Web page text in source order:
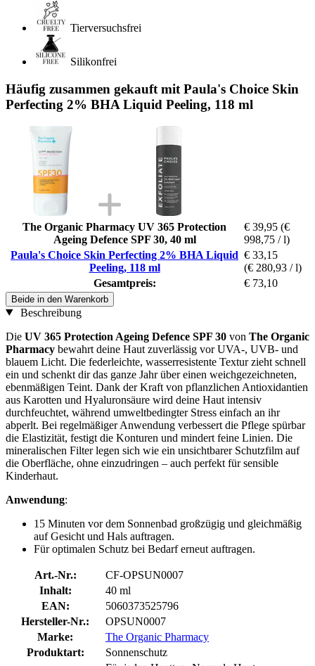
Tierversuchsfrei
Silikonfrei
Häufig zusammen gekauft mit Paula's Choice Skin
Perfecting 2% BHA Liquid Peeling, 118 ml
The Organic Pharmacy UV 365 Protection
Ageing Defence SPF 30, 40 ml
€ 39,95 (€
998,75 / l)
Paula's Choice Skin Perfecting 2% BHA Liquid
Peeling, 118 ml
€ 33,15
(€ 280,93 / l)
Gesamtpreis:
€ 73,10
Beide in den Warenkorb
Beschreibung
Die UV 365 Protection Ageing Defence SPF 30 von The Organic
Pharmacy bewahrt deine Haut zuverlässig vor UVA-, UVB- und
blauem Licht. Die federleichte, wasserresistente Textur zieht schnell
ein und schenkt dir das ganze Jahr über einen weichgezeichneten,
ebenmäßigen Teint. Dank der Kraft von pflanzlichen Antioxidantien
aus Karotten und Hyaluronsäure wird deine Haut intensiv
durchfeuchtet, während umweltbedingter Stress einfach an ihr
abperlt. Bei regelmäßiger Anwendung verbessert die Pflege spürbar
die Elastizität, festigt die Konturen und mindert feine Linien. Die
mineralischen Filter legen sich wie ein unsichtbarer Schutzfilm auf
die Oberfläche, ohne einzudringen – auch perfekt für sensible
Kinderhaut.
Anwendung:
15 Minuten vor dem Sonnenbad großzügig und gleichmäßig
auf Gesicht und Hals auftragen.
Für optimalen Schutz bei Bedarf erneut auftragen.
Art.-Nr.:
CF-OPSUN0007
Inhalt:
40 ml
EAN:
5060373525796
Hersteller-Nr.:
OPSUN0007
Marke:
The Organic Pharmacy
Produktart:
Sonnenschutz